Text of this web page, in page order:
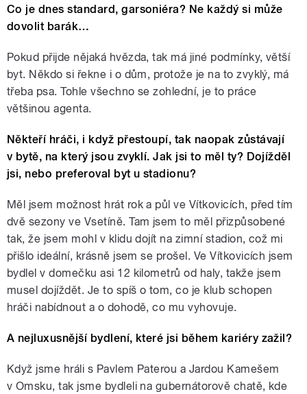
Co je dnes standard, garsoniéra? Ne každý si může
dovolit barák…
Pokud přijde nějaká hvězda, tak má jiné podmínky, větší
byt. Někdo si řekne i o dům, protože je na to zvyklý, má
třeba psa. Tohle všechno se zohlední, je to práce
většinou agenta.
Někteří hráči, i když přestoupí, tak naopak zůstávají
v bytě, na který jsou zvyklí. Jak jsi to měl ty? Dojížděl
jsi, nebo preferoval byt u stadionu?
Měl jsem možnost hrát rok a půl ve Vítkovicích, před tím
dvě sezony ve Vsetíně. Tam jsem to měl přizpůsobené
tak, že jsem mohl v klidu dojít na zimní stadion, což mi
přišlo ideální, krásně jsem se prošel. Ve Vítkovicích jsem
bydlel v domečku asi 12 kilometrů od haly, takže jsem
musel dojíždět. Je to spíš o tom, co je klub schopen
hráči nabídnout a o dohodě, co mu vyhovuje.
A nejluxusnější bydlení, které jsi během kariéry zažil?
Když jsme hráli s Pavlem Paterou a Jardou Kamešem
v Omsku, tak jsme bydleli na gubernátorově chatě, kde